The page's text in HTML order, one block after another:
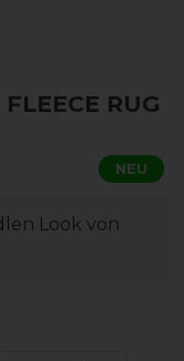
RUG
NEU
Look von